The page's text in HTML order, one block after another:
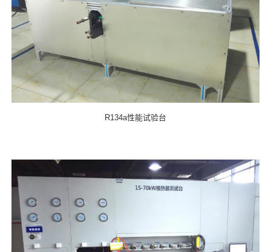
R134a性能试验台